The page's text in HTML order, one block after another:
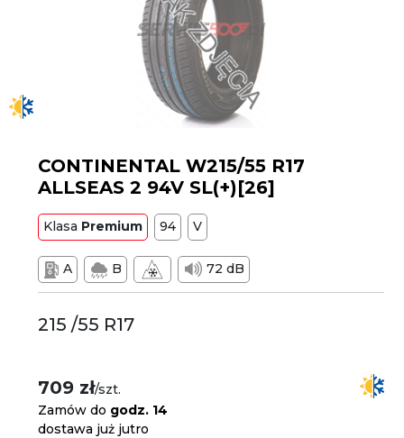
CONTINENTAL W215/55 R17
ALLSEAS 2 94V SL(+)[26]
Klasa Premium 94 V
A B 72 dB
215 /55 R17
709 zł/szt.
Zamów do godz. 14
dostawa już jutro